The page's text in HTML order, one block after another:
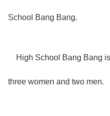
School Bang Bang.
High School Bang Bang
three women and two men.